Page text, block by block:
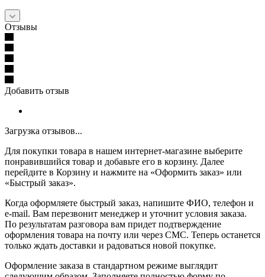
Отзывы
Добавить отзыв
Загрузка отзывов...
Для покупки товара в нашем интернет-магазине выберите
понравившийся товар и добавьте его в корзину. Далее
перейдите в Корзину и нажмите на «Оформить заказ» или
«Быстрый заказ».
Когда оформляете быстрый заказ, напишите ФИО, телефон и
e-mail. Вам перезвонит менеджер и уточнит условия заказа.
По результатам разговора вам придет подтверждение
оформления товара на почту или через СМС. Теперь останется
только ждать доставки и радоваться новой покупке.
Оформление заказа в стандартном режиме выглядит